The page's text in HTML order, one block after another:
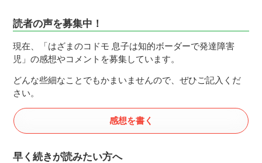
読者の声を募集中！
現在、「はざまのコドモ 息子は知的ボーダーで発達障害
児」の感想やコメントを募集しています。
どんな些細なことでもかまいませんので、ぜひご記入くだ
さい。
感想を書く
早く続きが読みたい方へ